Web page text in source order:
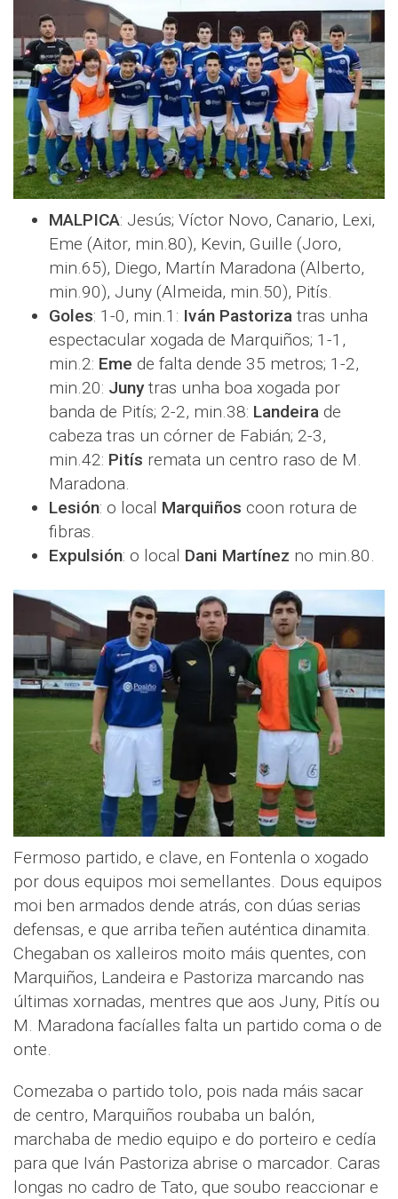
MALPICA: Jesús; Víctor Novo, Canario, Lexi,
Eme (Aitor, min.80), Kevin, Guille (Joro,
min.65), Diego, Martín Maradona (Alberto,
min.90), Juny (Almeida, min.50), Pitís.
Goles: 1-0, min.1: Iván Pastoriza tras unha
espectacular xogada de Marquiños; 1-1,
min.2: Eme de falta dende 35 metros; 1-2,
min.20: Junytras unha boa xogada por
banda de Pitís; 2-2, min.38: Landeira de
cabeza tras un córner de Fabián; 2-3,
min.42: Pitís remata un centro raso de M.
Maradona.
Lesión: o local Marquiños coon rotura de
fibras.
Expulsión: o local Dani Martínez no min.80.
Fermoso partido, e clave, en Fontenla o xogado
por dous equipos moi semellantes. Dous equipos
moi ben armados dende atrás, con dúas serias
defensas, e que arriba teñen auténtica dinamita.
Chegaban os xalleiros moito máis quentes, con
Marquiños, Landeira e Pastoriza marcando nas
últimas xornadas, mentres que aos Juny, Pitís ou
M. Maradona facíalles falta un partido coma o de
onte.
Comezaba o partido tolo, pois nada máis sacar
de centro, Marquiños roubaba un balón,
marchaba de medio equipo e do porteiro e cedía
para que Iván Pastoriza abrise o marcador. Caras
longas no cadro de Tato, que soubo reaccionar e